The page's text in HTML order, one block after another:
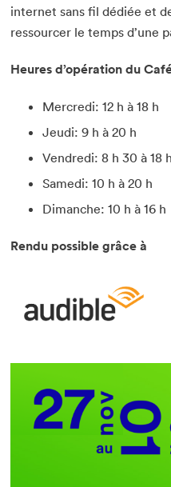
internet sans fil dédiée et
ressourcer le temps d’une
Heures d’opération du
Mercredi: 12 h à 18 h
Jeudi: 9 h à 20 h
Vendredi: 8 h 30 à 18 h
Samedi: 10 h à 20 h
Dimanche: 10 h à 16 h
Rendu possible grâce à